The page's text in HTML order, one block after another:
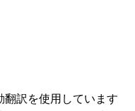
翻訳を使用しています